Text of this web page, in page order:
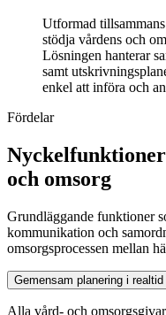
Utformad
stödja vårdens och
Lösningen hanterar
samt
enkel att införa och
Fördelar
och omsorg
Grundläggande funktioner
kommunikation och
omsorgsprocessen mellan
Gemensam planering i realtid
Alla vård- och